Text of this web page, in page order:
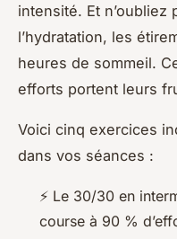
intensité. Et n’oubliez
l’hydratation, les
heures de sommeil.
efforts portent leurs
Voici cinq exercices
dans vos séances :
⚡ Le 30/30 en
course à 90 %